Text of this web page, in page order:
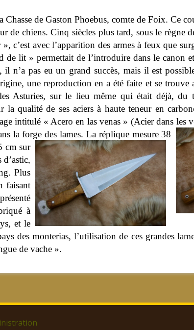
de Gaston Phoebus, comte de Foix.Ce
de chiens. Cinq siècles plus tard, sous le règne
c’est avec l’apparition des armes à feux que
de lit » permettait de l’introduire dans le canon
n’a pas eu un grand succès, mais il est
une reproduction en a été faite et se trouve
Asturies, sur le lieu même qui était déjà, du
qualité de ses aciers à haute teneur en
intitulé « Acero en las venas » (Acier dans les
la forge des lames. La réplique mesure 38
cm sur
Plus
faisant
à
et le
des monterias, l’utilisation de ces grandes
de vache ».